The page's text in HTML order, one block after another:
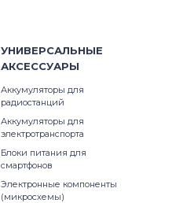
УНИВЕРСАЛЬНЫЕ
АКСЕССУАРЫ
Аккумуляторы для
радиостанций
Аккумуляторы для
электротранспорта
Блоки питания для
смартфонов
Электронные компоненты
(микросхемы)